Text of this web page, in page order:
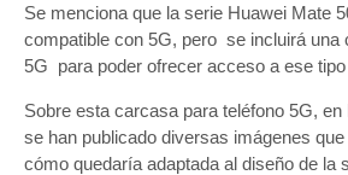
Se menciona que la serie Huawei Mate
compatible con 5G, pero se incluirá una
5G para poder ofrecer acceso a ese
Sobre esta carcasa para teléfono 5G,
se han publicado diversas imágenes
cómo quedaría adaptada al diseño de la